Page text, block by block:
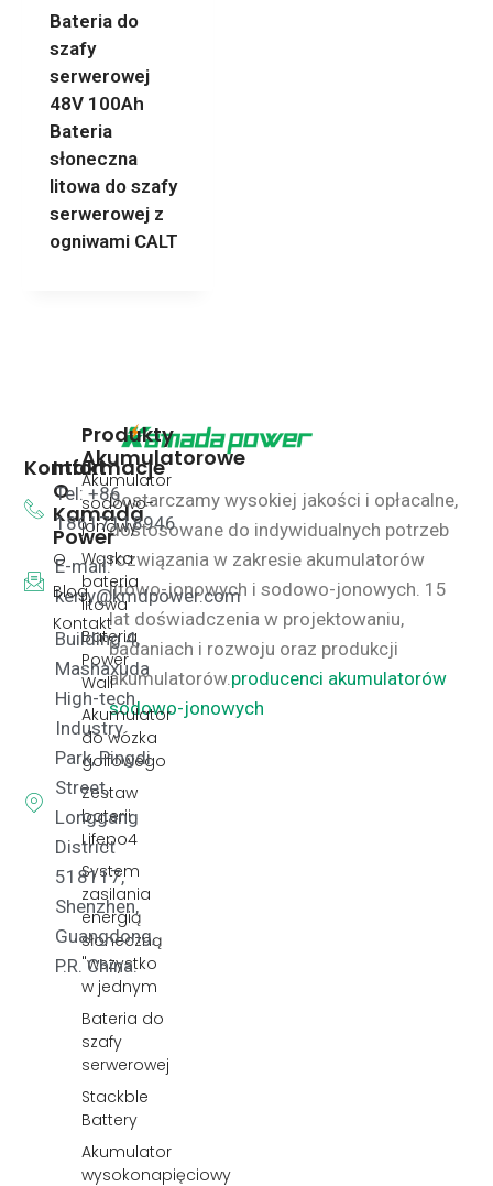
Bateria do
szafy
serwerowej
48V 100Ah
Bateria
słoneczna
litowa do szafy
serwerowej z
ogniwami CALT
Dostarczamy wysokiej jakości i opłacalne,
dostosowane do indywidualnych potrzeb
rozwiązania w zakresie akumulatorów
litowo-jonowych i sodowo-jonowych. 15
lat doświadczenia w projektowaniu,
badaniach i rozwoju oraz produkcji
akumulatorów.producenci akumulatorów
sodowo-jonowych
Produkty
Akumulatorowe
Akumulator
sodowo-
jonowy
Wąska
bateria
litowa
Bateria
Power
Wall
Akumulator
do wózka
golfowego
Zestaw
baterii
Lifepo4
System
zasilania
energią
słoneczną
"wszystko
w jednym
Bateria do
szafy
serwerowej
Stackble
Battery
Akumulator
wysokonapięciowy
Informacje
O
Kamada
Power
O
Blog
Kontakt
Kontakt
Tel: +86
18617118946
E-mail:
kerry@kmdpower.com
Building 4,
Mashaxuda
High-tech
Industry
Park, Pingdi
Street,
Longgang
District
518117,
Shenzhen,
Guangdong,
P.R. China.